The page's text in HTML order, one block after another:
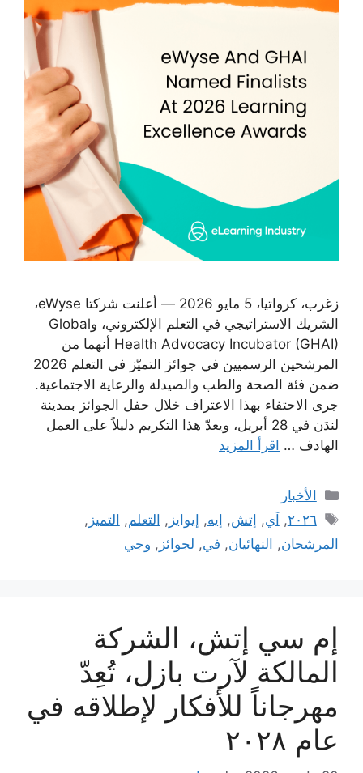
زغرب، كرواتيا، 5 مايو 2026 — أعلنت شركتا eWyse،
الشريك الاستراتيجي في التعلم الإلكتروني، وGlobal
Health Advocacy Incubator (GHAI) أنهما من
المرشحين الرسميين في جوائز التميّز في التعلم 2026
ضمن فئة الصحة والطب والصيدلة والرعاية الاجتماعية.
جرى الاحتفاء بهذا الاعتراف خلال حفل الجوائز بمدينة
لندَن في 28 أبريل، ويعدّ هذا التكريم دليلاً على العمل
الهادف … اقرأ المزيد
التصنيفات
الأخبار
الوسوم
٢٠٢٦, آي, إتش, إيه, إيوايز , التعلم, التميز ,
المرشحان, النهائيان, في, لجوائز , وجي
إم سي إتش، الشركة
المالكة لآرت بازل، تُعِدّ
مهرجاناً للأفكار لإطلاقه في
عام ٢٠٢٨